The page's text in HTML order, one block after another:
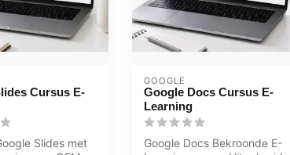
Cursus E-
Slides met
GOOGLE
Google Docs Cursus E-
Learning
Google Docs Bekroonde E-